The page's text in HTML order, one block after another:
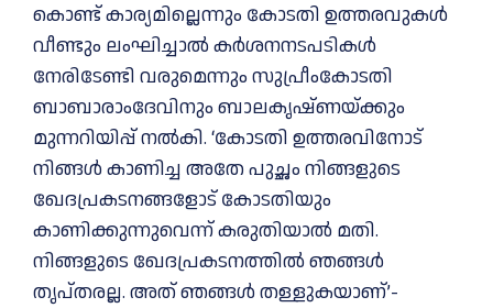
കൊണ്ട്‌ കാര്യമില്ലെന്നും കോടതി ഉത്തരവുകൾ
വീണ്ടും ലംഘിച്ചാൽ കർശനനടപടികൾ
നേരിടേണ്ടി വരുമെന്നും സുപ്രീംകോടതി
ബാബാരാംദേവിനും ബാലകൃഷ്‌ണയ്‌ക്കും
മുന്നറിയിപ്പ്‌ നൽകി. ‘കോടതി ഉത്തരവിനോട്‌
നിങ്ങൾ കാണിച്ച അതേ പുച്ഛം നിങ്ങളുടെ
ഖേദപ്രകടനങ്ങളോട്‌ കോടതിയും
കാണിക്കുന്നുവെന്ന്‌ കരുതിയാൽ മതി.
നിങ്ങളുടെ ഖേദപ്രകടനത്തിൽ ഞങ്ങൾ
തൃപ്‌തരല്ല. അത്‌ ഞങ്ങൾ തള്ളുകയാണ്‌’-